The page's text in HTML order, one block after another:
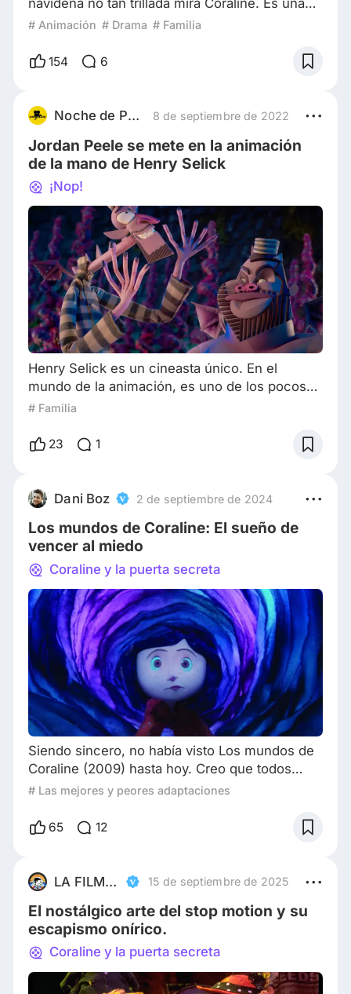
película que te lleva a pasear por lugares que
parezca una película para chicos, la cosa va
un mundo lleno de magia y un toque oscuro
que te deja pensando. Disfrutala esta n
# Animación # Drama # Familia
154 6
Noche de Pelis 8 de septiembre de 2022
Jordan Peele se mete en la animación
de la mano de Henry Selick
¡Nop!
Henry Selick es un cineasta único. En el
mundo de la animación, es uno de los pocos
que han dedicado toda su carrera a la
películas como "Jim y el Durazno Gigante" y
Selick regresa con su primera película desde
"Coraline" de 2009, la adaptación del cuento
de Neil Gaima
# Familia
23 1
Dani Boz 2 de septiembre de 2024
Los mundos de Coraline: El sueño de
vencer al miedo
Coraline y la puerta secreta
Siendo sincero, no había visto Los mundos de
Coraline (2009) hasta hoy. Creo que todos
tenemos una lista de películas eternamente
una de las que llevaban más tiempo en la mía.
he decidido por fin a adentrarme en el
imaginativo y a la vez perturbador universo
# Las mejores y peores adaptaciones
65 12
LA FILMOTECA INDOMABLE 15 de septiembre de 2025
El nostálgico arte del stop motion y su
escapismo onírico.
Coraline y la puerta secreta